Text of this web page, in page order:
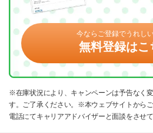
今ならご登録でうれし
無料登録はこ
※在庫状況により、キャンペーンは予告なく
す。ご了承ください。※本ウェブサイトから
電話にてキャリアアドバイザーと面談をさせ